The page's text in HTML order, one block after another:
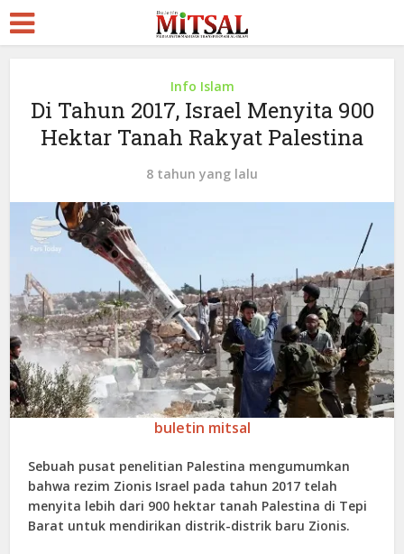
Info Islam
Di Tahun 2017, Israel Menyita 900
Hektar Tanah Rakyat Palestina
8 tahun yang lalu
buletin mitsal
Sebuah pusat penelitian Palestina mengumumkan
bahwa rezim Zionis Israel pada tahun 2017 telah
menyita lebih dari 900 hektar tanah Palestina di Tepi
Barat untuk mendirikan distrik-distrik baru Zionis.